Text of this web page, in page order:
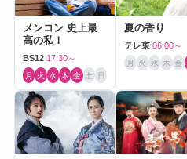
メンコン 史上最
高の私！
BS12 17:30～
月 火 水 木 金 土 日
夏の香り
テレ東 06:00～
月 火 水 木 金